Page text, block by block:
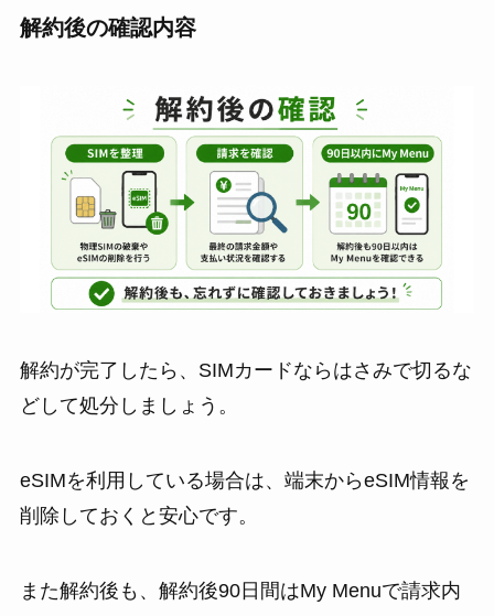
解約後の確認内容
解約が完了したら、SIMカードならはさみで切るな
どして処分しましょう。
eSIMを利用している場合は、端末からeSIM情報を
削除しておくと安心です。
また解約後も、解約後90日間はMy Menuで請求内